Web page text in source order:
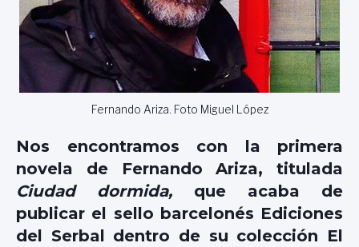
Fernando Ariza. Foto Miguel López
Nos encontramos con la primera
novela de Fernando Ariza, titulada
Ciudad dormida, que acaba de
publicar el sello barcelonés Ediciones
del Serbal dentro de su colección El